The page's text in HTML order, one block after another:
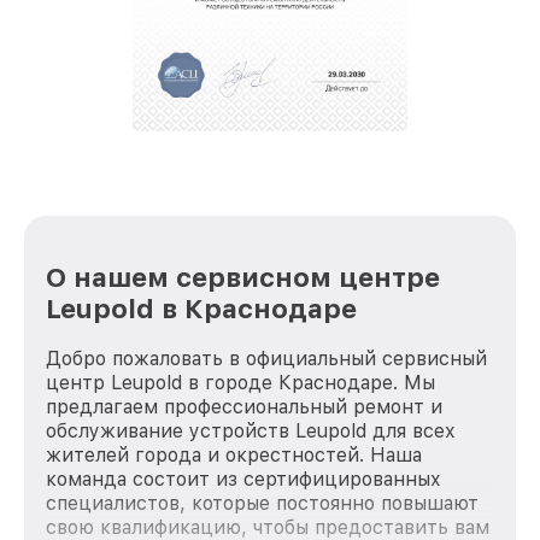
полной сохранности и бесплатно.
положительные отзывы и обрели отличную
репутацию. Мы постоянно совершенствуемся и
О нашем сервисном центре
Leupold в Краснодаре
Добро пожаловать в официальный сервисный
центр Leupold в городе Краснодаре. Мы
предлагаем профессиональный ремонт и
обслуживание устройств Leupold для всех
жителей города и окрестностей. Наша
команда состоит из сертифицированных
специалистов, которые постоянно повышают
свою квалификацию, чтобы предоставить вам